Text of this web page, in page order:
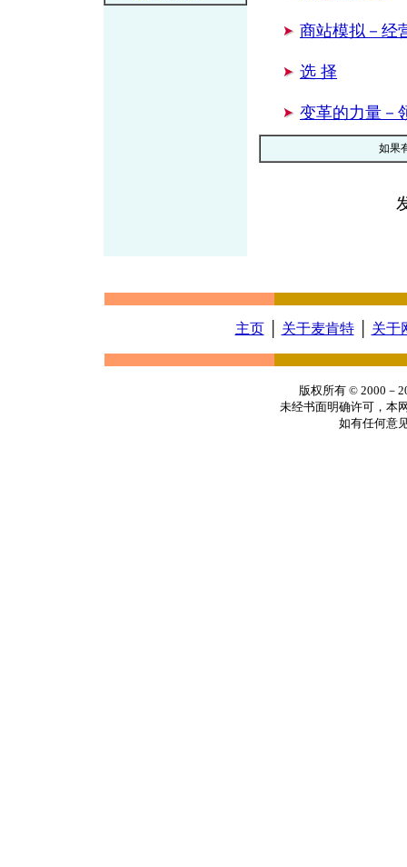
商站模拟－经
选 择
变革的力量－
如果
主页│ 关于麦肯特│ 关于
版权所有 © 2000－
未经书面明确许可，本
如有任何意